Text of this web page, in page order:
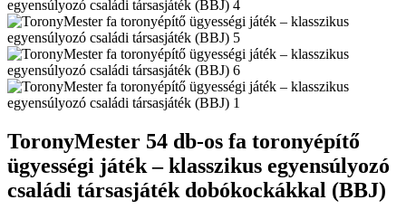
ToronyMester 54 db-os fa toronyépítő
ügyességi játék – klasszikus egyensúlyozó
családi társasjáték dobókockákkal (BBJ)